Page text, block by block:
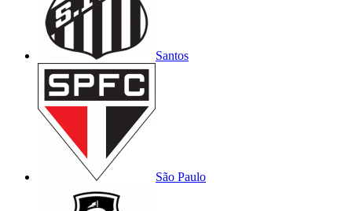
Santos
São Paulo